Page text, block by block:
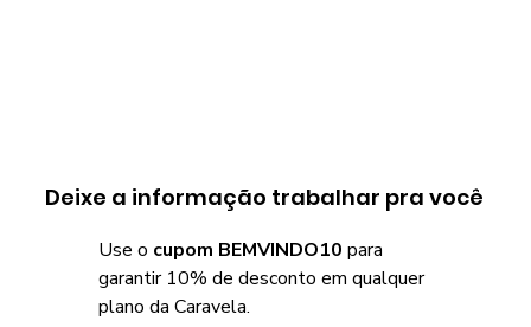
Deixe a informação trabalhar pra você
Use o cupom BEMVINDO10 para
garantir 10% de desconto em qualquer
plano da Caravela.